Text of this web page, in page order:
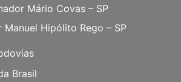
Mário Covas – SP
Manuel Hipólito Rego – SP
Brasil